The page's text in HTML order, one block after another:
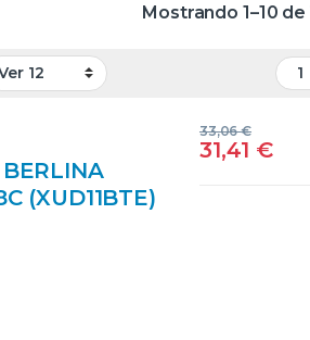
Mostrando 1–10
(XUD11BTE)
31,41 €
33,06€